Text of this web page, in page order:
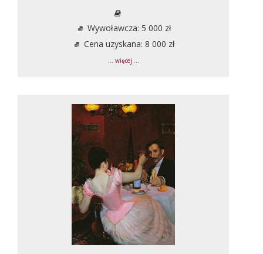
Wywoławcza: 5 000 zł
Cena uzyskana: 8 000 zł
... więcej ...